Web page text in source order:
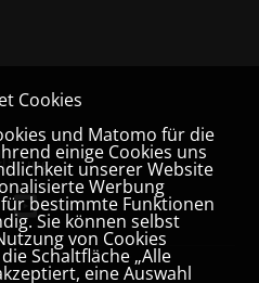
Cookies
und Matomo für die
einige Cookies uns
unserer Website
Werbung
bestimmte Funktionen
Sie können selbst
von Cookies
Schaltfläche „Alle
eine Auswahl